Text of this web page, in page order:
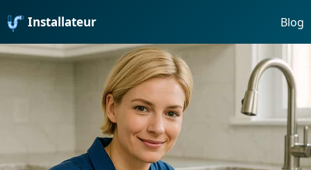
Installateur Blog